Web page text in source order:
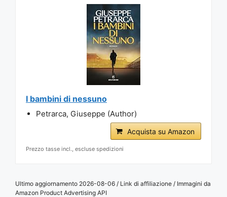
I bambini di nessuno
Petrarca, Giuseppe (Author)
Acquista su Amazon
Prezzo tasse incl., escluse spedizioni
Ultimo aggiornamento 2026-08-06 / Link di affiliazione / Immagini da
Amazon Product Advertising API